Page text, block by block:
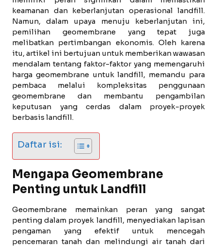
keamanan dan keberlanjutan operasional landfill.
Namun, dalam upaya menuju keberlanjutan ini,
pemilihan geomembrane yang tepat juga
melibatkan pertimbangan ekonomis. Oleh karena
itu, artikel ini bertujuan untuk memberikan wawasan
mendalam tentang faktor-faktor yang memengaruhi
harga geomembrane untuk landfill, memandu para
pembaca melalui kompleksitas penggunaan
geomembrane dan membantu pengambilan
keputusan yang cerdas dalam proyek-proyek
berbasis landfill.
Daftar isi:
Mengapa Geomembrane
Penting untuk Landfill
Geomembrane memainkan peran yang sangat
penting dalam proyek landfill, menyediakan lapisan
pengaman yang efektif untuk mencegah
pencemaran tanah dan melindungi air tanah dari